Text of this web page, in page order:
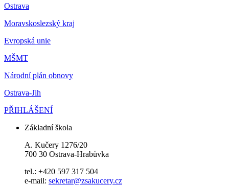
Ostrava
Moravskoslezský kraj
Evropská unie
MŠMT
Národní plán obnovy
Ostrava-Jih
PŘIHLÁŠENÍ
Základní škola
A. Kučery 1276/20
700 30 Ostrava-Hrabůvka
tel.: +420 597 317 504
e-mail: sekretar@zsakucery.cz